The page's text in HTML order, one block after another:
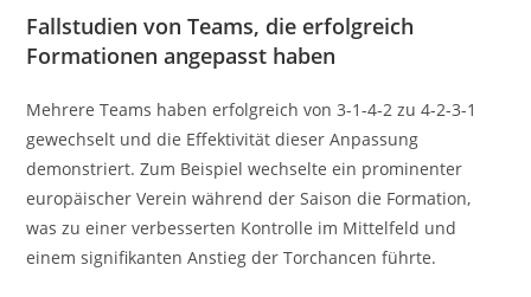
Fallstudien von Teams, die erfolgreich
Formationen angepasst haben
Mehrere Teams haben erfolgreich von 3-1-4-2 zu 4-2-3-1
gewechselt und die Effektivität dieser Anpassung
demonstriert. Zum Beispiel wechselte ein prominenter
europäischer Verein während der Saison die Formation,
was zu einer verbesserten Kontrolle im Mittelfeld und
einem signifikanten Anstieg der Torchancen führte.